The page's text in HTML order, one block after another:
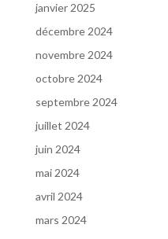
janvier 2025
décembre 2024
novembre 2024
octobre 2024
septembre 2024
juillet 2024
juin 2024
mai 2024
avril 2024
mars 2024